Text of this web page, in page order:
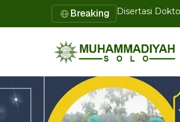
Breaking
UMS Perkuat